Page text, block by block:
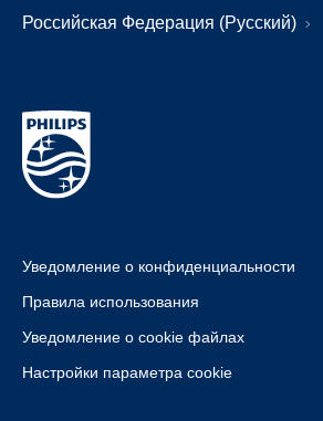
Российская Федерация (Русский)
Уведомление о конфиденциальности
Правила использования
Уведомление о cookie файлах
Настройки параметра cookie